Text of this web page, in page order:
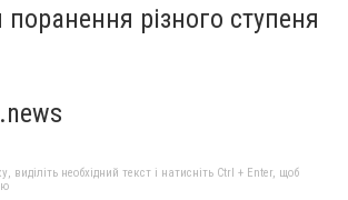
різного ступеня
необхідний текст і натисніть Ctrl + Enter, щоб